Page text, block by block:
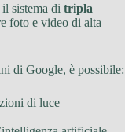
sistema di tripla
foto e video di alta
di Google, è possibile:
di luce